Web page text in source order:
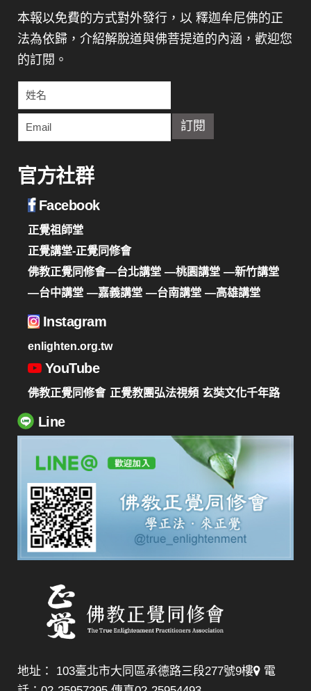
本報以免費的方式對外發行，以 釋迦牟尼佛的正
法為依歸，介紹解脫道與佛菩提道的內涵，歡迎您
的訂閱。
官方社群
Facebook
正覺祖師堂
正覺講堂-正覺同修會
佛教正覺同修會—台北講堂 —桃園講堂 —新竹講堂
—台中講堂 —嘉義講堂 —台南講堂 —高雄講堂
Instagram
enlighten.org.tw
YouTube
佛教正覺同修會 正覺教團弘法視頻 玄奘文化千年路
Line
地址： 103臺北市大同區承德路三段277號9樓
電